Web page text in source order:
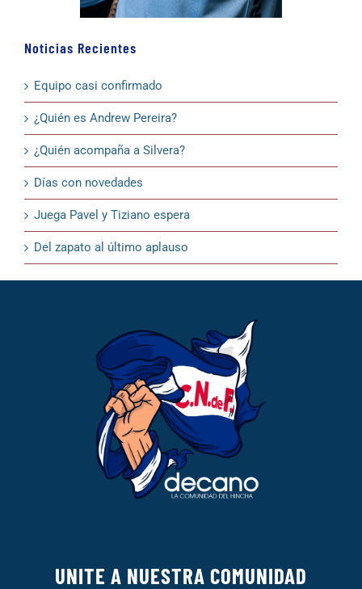
Noticias Recientes
Equipo casi confirmado
¿Quién es Andrew Pereira?
¿Quién acompaña a Silvera?
Días con novedades
Juega Pavel y Tiziano espera
Del zapato al último aplauso
UNITE A NUESTRA COMUNIDAD